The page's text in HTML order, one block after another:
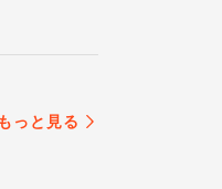
っと見る